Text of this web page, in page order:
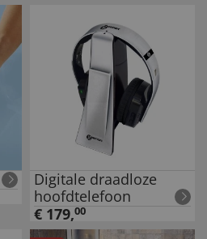
Digitale draadloze
hoofdtelefoon
€ 179,00